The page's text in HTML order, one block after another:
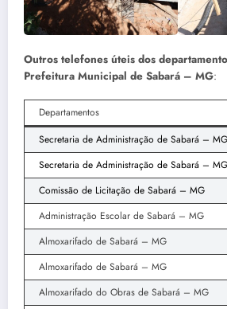
Outros telefones úteis dos
Prefeitura Municipal de Sabará – MG:
Departamentos
Secretaria de Administração de Sabará – MG
Secretaria de Administração de Sabará – MG
Comissão de Licitação de Sabará – MG
Administração Escolar de Sabará – MG
Almoxarifado de Sabará – MG
Almoxarifado de Sabará – MG
Almoxarifado do Obras de Sabará – MG